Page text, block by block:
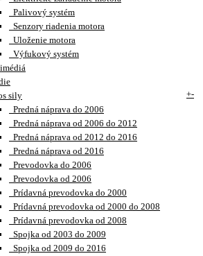
Palivový systém
Senzory riadenia motora
Uloženie motora
Výfukový systém
sily
+-
Predná náprava do 2006
Predná náprava od 2006 do 2012
Predná náprava od 2012 do 2016
Predná náprava od 2016
Prevodovka do 2006
Prevodovka od 2006
Prídavná prevodovka do 2000
Prídavná prevodovka od 2000 do 2008
Prídavná prevodovka od 2008
Spojka od 2003 do 2009
Spojka od 2009 do 2016